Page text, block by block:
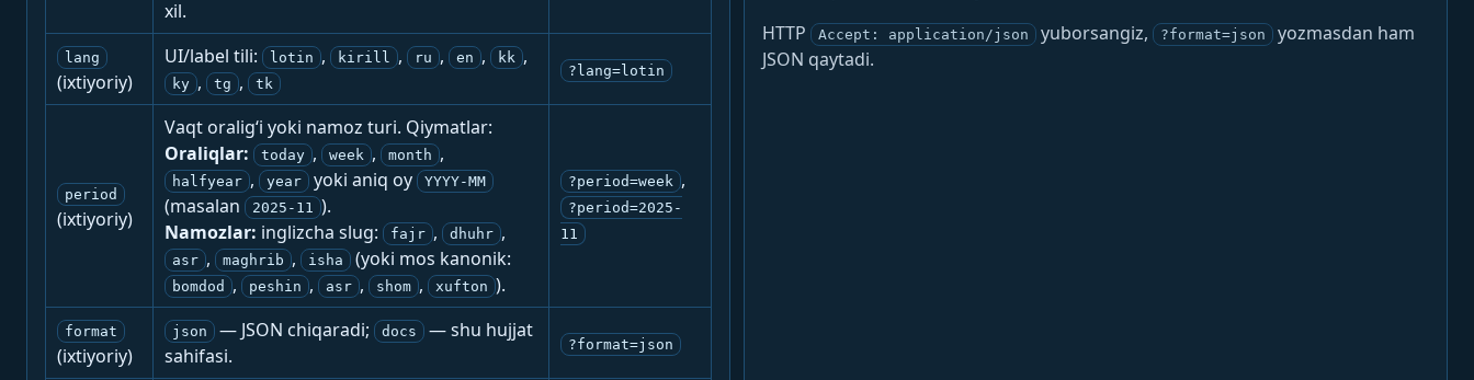
xil.
lang
(ixtiyoriy)
UI/label tili: lotin , kirill , ru , en , kk ,
ky , tg , tk
?lang=lotin
period
(ixtiyoriy)
Vaqt oralig‘i yoki namoz turi. Qiymatlar:
Oraliqlar:
today , week , month ,
halfyear , year yoki aniq oy YYYY-MM
(masalan 2025-11 ).
Namozlar: inglizcha slug: fajr , dhuhr ,
asr , maghrib , isha (yoki mos kanonik:
bomdod , peshin , asr , shom , xufton ).
?period=week ,
?period=2025-
11
format
(ixtiyoriy)
json — JSON chiqaradi; docs
— shu hujjat
sahifasi.
?format=json
HTTP
Accept: application/json yuborsangiz, ?format=json
yozmasdan ham
JSON qaytadi.